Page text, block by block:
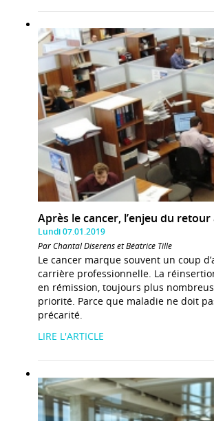
Après le cancer, l’enjeu du
Lundi 07.01.2019
Par Chantal Diserens et Béatrice Tille
Le cancer marque souvent un coup
carrière professionnelle. La
en rémission, toujours plus
priorité. Parce que maladie ne doit
précarité.
LIRE L'ARTICLE